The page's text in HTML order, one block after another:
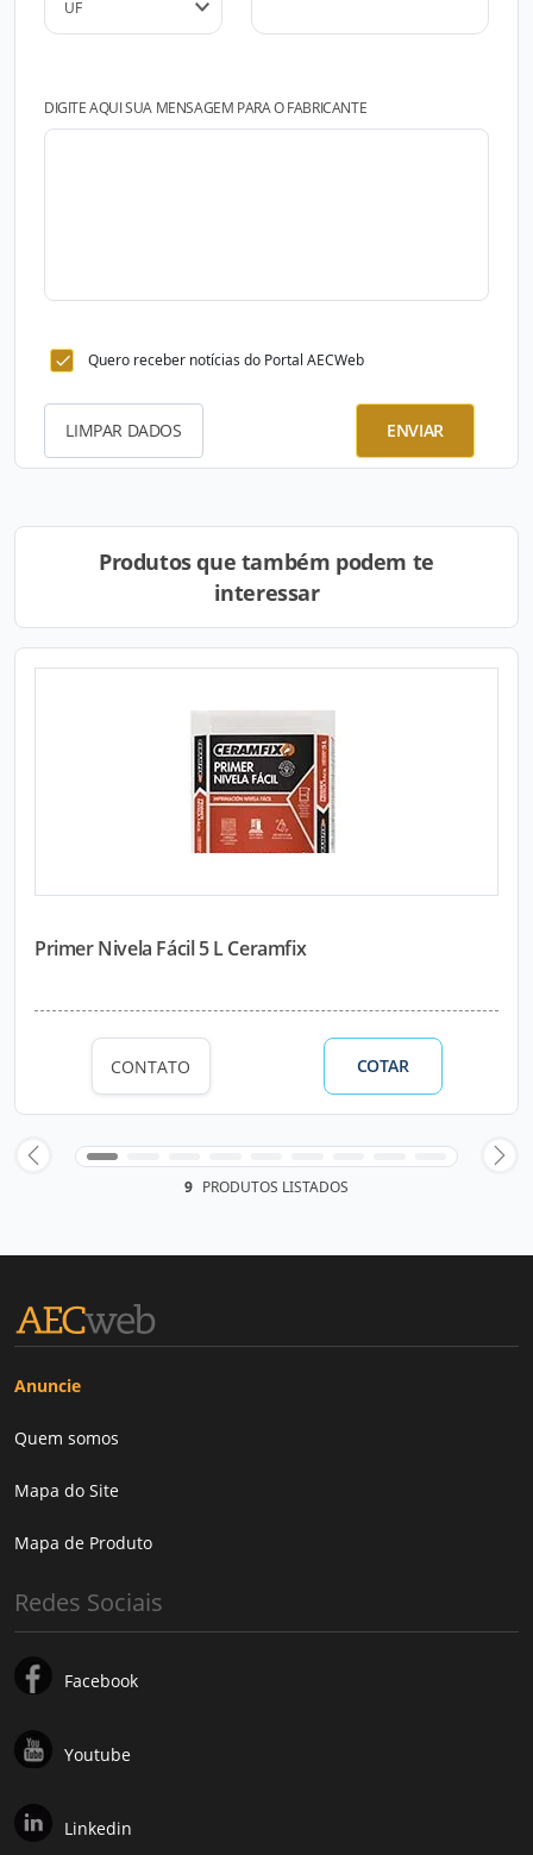
DIGITE AQUI SUA MENSAGEM PARA O FABRICANTE
Quero receber notícias do Portal AECWeb
LIMPAR DADOS ENVIAR
Produtos que também podem te
interessar
Primer Nivela Fácil 5 L Ceramfix
CONTATO COTAR
9 PRODUTOS LISTADOS
Anuncie
Quem somos
Mapa do Site
Mapa de Produto
Redes Sociais
Facebook
Youtube
Linkedin